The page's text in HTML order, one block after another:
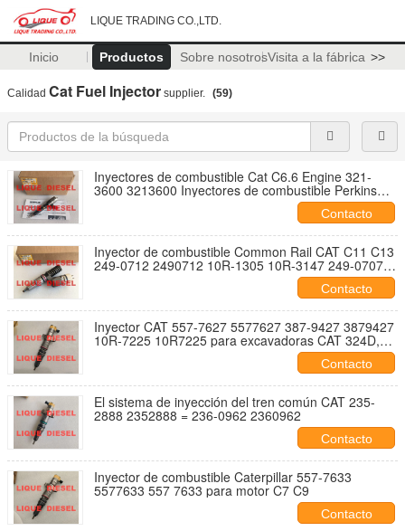
LIQUE TRADING CO.,LTD.
Inicio Productos Sobre nosotrosVisita a la fábrica >>
Calidad Cat Fuel Injector supplier. (59)
Inyectores de combustible Cat C6.6 Engine 321-
3600 3213600 Inyectores de combustible Perkins
Contacto
Inyector de combustible Common Rail CAT C11 C13
249-0712 2490712 10R-1305 10R-3147 249-0707
Contacto
Inyector CAT 557-7627 5577627 387-9427 3879427
10R-7225 10R7225 para excavadoras CAT 324D,
Contacto
El sistema de inyección del tren común CAT 235-
2888 2352888 = 236-0962 2360962
Contacto
Inyector de combustible Caterpillar 557-7633
5577633 557 7633 para motor C7 C9
Contacto